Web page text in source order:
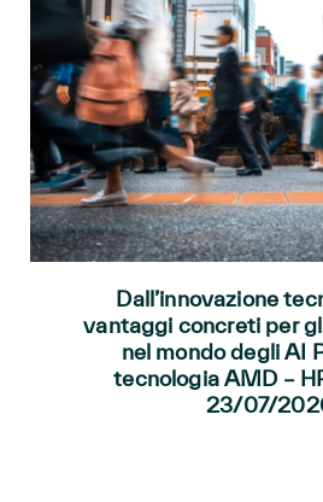
Dall’innovazione
vantaggi concreti per
nel mondo degli AI
tecnologia AMD –
23/07/